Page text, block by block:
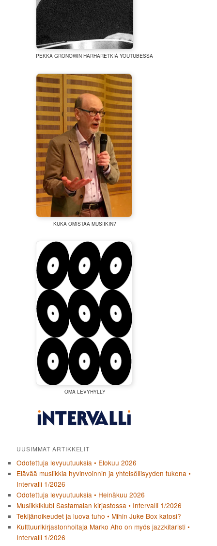
PEKKA GRONOWIN HARHARETKIÄ YOUTUBESSA
KUKA OMISTAA MUSIIKIN?
OMA LEVYHYLLY
UUSIMMAT ARTIKKELIT
Odotettuja levyuutuuksia • Elokuu 2026
Elävää musiikkia hyvinvoinnin ja yhteisöllisyyden tukena •
Intervalli 1/2026
Odotettuja levyuutuuksia • Heinäkuu 2026
Musiikkiklubi Sastamalan kirjastossa • Intervalli 1/2026
Tekijänoikeudet ja luova tuho • Mihin Juke Box katosi?
Kulttuurikirjastonhoitaja Marko Aho on myös jazzkitaristi •
Intervalli 1/2026